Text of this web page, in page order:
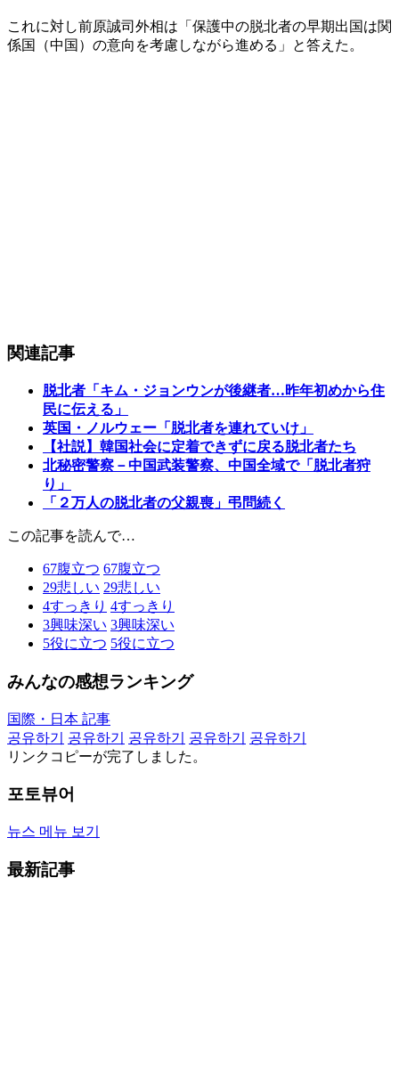
これに対し前原誠司外相は「保護中の脱北者の早期出国は関
係国（中国）の意向を考慮しながら進める」と答えた。
関連記事
脱北者「キム・ジョンウンが後継者…昨年初めから住
民に伝える」
英国・ノルウェー「脱北者を連れていけ」
【社説】韓国社会に定着できずに戻る脱北者たち
北秘密警察－中国武装警察、中国全域で「脱北者狩
り」
「２万人の脱北者の父親喪」弔問続く
この記事を読んで…
67腹立つ 67腹立つ
29悲しい 29悲しい
4すっきり 4すっきり
3興味深い 3興味深い
5役に立つ 5役に立つ
みんなの感想ランキング
国際・日本 記事
공유하기
공유하기 공유하기 공유하기
공유하기
リンクコピーが完了しました。
포토뷰어
뉴스 메뉴 보기
最新記事